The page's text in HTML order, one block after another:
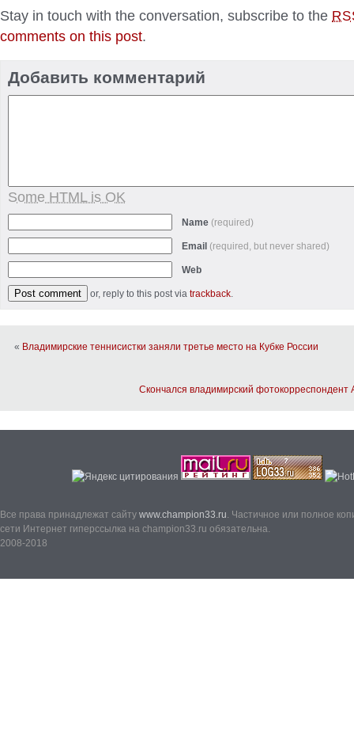
Stay in touch with the conversation, subscribe to the
comments on this post.
Добавить комментарий
Some HTML is OK
Name (required)
Email (required, but never shared)
Web
or, reply to this post via trackback.
« Владимирские теннисистки заняли третье место на Кубке России
Скончался владимирский фотокорреспондент
Все права принадлежат сайту www.champion33.ru. Частичное или полное
сети Интернет гиперссылка на champion33.ru обязательна.
2008-2018